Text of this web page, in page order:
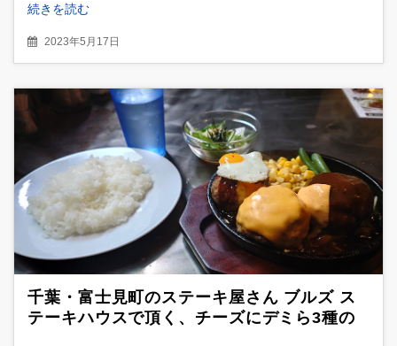
続きを読む
2023年5月17日
千葉・富士見町のステーキ屋さん ブルズ ス
テーキハウスで頂く、チーズにデミら3種の